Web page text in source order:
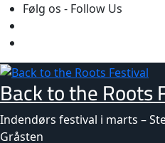
Skip
to
content
Følg os - Follow Us
Back to the Roots
Indendørs festival i marts –
Gråsten